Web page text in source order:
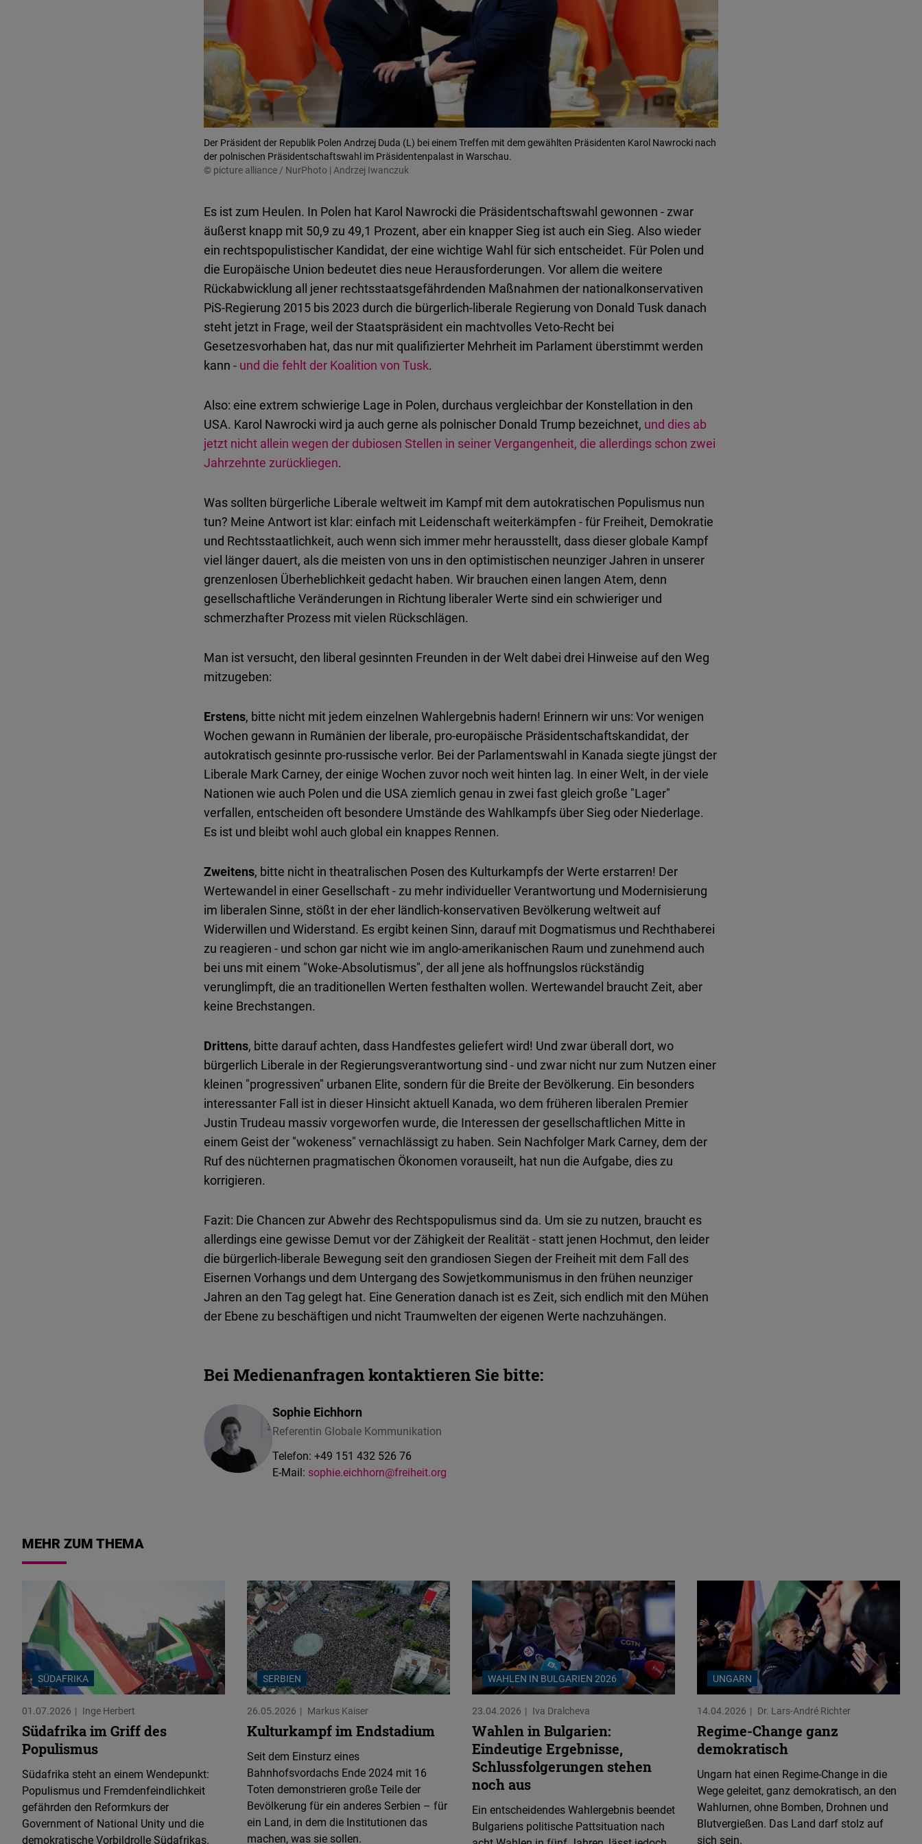
Der Präsident der Republik Polen Andrzej Duda (L) bei einem Treffen mit dem gewählten Präsidenten Karol Nawrocki nach
der polnischen Präsidentschaftswahl im Präsidentenpalast in Warschau.
© picture alliance / NurPhoto | Andrzej Iwanczuk
Es ist zum Heulen. In Polen hat Karol Nawrocki die Präsidentschaftswahl gewonnen - zwar
äußerst knapp mit 50,9 zu 49,1 Prozent, aber ein knapper Sieg ist auch ein Sieg. Also wieder
ein rechtspopulistischer Kandidat, der eine wichtige Wahl für sich entscheidet. Für Polen und
die Europäische Union bedeutet dies neue Herausforderungen. Vor allem die weitere
Rückabwicklung all jener rechtsstaatsgefährdenden Maßnahmen der nationalkonservativen
PiS-Regierung 2015 bis 2023 durch die bürgerlich-liberale Regierung von Donald Tusk danach
steht jetzt in Frage, weil der Staatspräsident ein machtvolles Veto-Recht bei
Gesetzesvorhaben hat, das nur mit qualifizierter Mehrheit im Parlament überstimmt werden
kann - und die fehlt der Koalition von Tusk.
Also: eine extrem schwierige Lage in Polen, durchaus vergleichbar der Konstellation in den
USA. Karol Nawrocki wird ja auch gerne als polnischer Donald Trump bezeichnet, und dies ab
jetzt nicht allein wegen der dubiosen Stellen in seiner Vergangenheit, die allerdings schon zwei
Jahrzehnte zurückliegen.
Was sollten bürgerliche Liberale weltweit im Kampf mit dem autokratischen Populismus nun
tun? Meine Antwort ist klar: einfach mit Leidenschaft weiterkämpfen - für Freiheit, Demokratie
und Rechtsstaatlichkeit, auch wenn sich immer mehr herausstellt, dass dieser globale Kampf
viel länger dauert, als die meisten von uns in den optimistischen neunziger Jahren in unserer
grenzenlosen Überheblichkeit gedacht haben. Wir brauchen einen langen Atem, denn
gesellschaftliche Veränderungen in Richtung liberaler Werte sind ein schwieriger und
schmerzhafter Prozess mit vielen Rückschlägen.
Man ist versucht, den liberal gesinnten Freunden in der Welt dabei drei Hinweise auf den Weg
mitzugeben:
Erstens, bitte nicht mit jedem einzelnen Wahlergebnis hadern! Erinnern wir uns: Vor wenigen
Wochen gewann in Rumänien der liberale, pro-europäische Präsidentschaftskandidat, der
autokratisch gesinnte pro-russische verlor. Bei der Parlamentswahl in Kanada siegte jüngst der
Liberale Mark Carney, der einige Wochen zuvor noch weit hinten lag. In einer Welt, in der viele
Nationen wie auch Polen und die USA ziemlich genau in zwei fast gleich große "Lager"
verfallen, entscheiden oft besondere Umstände des Wahlkampfs über Sieg oder Niederlage.
Es ist und bleibt wohl auch global ein knappes Rennen.
Zweitens, bitte nicht in theatralischen Posen des Kulturkampfs der Werte erstarren! Der
Wertewandel in einer Gesellschaft - zu mehr individueller Verantwortung und Modernisierung
im liberalen Sinne, stößt in der eher ländlich-konservativen Bevölkerung weltweit auf
Widerwillen und Widerstand. Es ergibt keinen Sinn, darauf mit Dogmatismus und Rechthaberei
zu reagieren - und schon gar nicht wie im anglo-amerikanischen Raum und zunehmend auch
bei uns mit einem "Woke-Absolutismus", der all jene als hoffnungslos rückständig
verunglimpft, die an traditionellen Werten festhalten wollen. Wertewandel braucht Zeit, aber
keine Brechstangen.
Drittens, bitte darauf achten, dass Handfestes geliefert wird! Und zwar überall dort, wo
bürgerlich Liberale in der Regierungsverantwortung sind - und zwar nicht nur zum Nutzen einer
kleinen "progressiven" urbanen Elite, sondern für die Breite der Bevölkerung. Ein besonders
interessanter Fall ist in dieser Hinsicht aktuell Kanada, wo dem früheren liberalen Premier
Justin Trudeau massiv vorgeworfen wurde, die Interessen der gesellschaftlichen Mitte in
einem Geist der "wokeness" vernachlässigt zu haben. Sein Nachfolger Mark Carney, dem der
Ruf des nüchternen pragmatischen Ökonomen vorauseilt, hat nun die Aufgabe, dies zu
korrigieren.
Fazit: Die Chancen zur Abwehr des Rechtspopulismus sind da. Um sie zu nutzen, braucht es
allerdings eine gewisse Demut vor der Zähigkeit der Realität - statt jenen Hochmut, den leider
die bürgerlich-liberale Bewegung seit den grandiosen Siegen der Freiheit mit dem Fall des
Eisernen Vorhangs und dem Untergang des Sowjetkommunismus in den frühen neunziger
Jahren an den Tag gelegt hat. Eine Generation danach ist es Zeit, sich endlich mit den Mühen
der Ebene zu beschäftigen und nicht Traumwelten der eigenen Werte nachzuhängen.
Bei Medienanfragen kontaktieren Sie bitte:
Sophie Eichhorn
Referentin Globale Kommunikation
Telefon: +49 151 432 526 76
E-Mail: sophie.eichhorn@freiheit.org
MEHR ZUM THEMA
SÜDAFRIKA
01.07.2026 Inge Herbert
Südafrika im Griff des
Populismus
Südafrika steht an einem Wendepunkt:
Populismus und Fremdenfeindlichkeit
gefährden den Reformkurs der
Government of National Unity und die
demokratische Vorbildrolle Südafrikas.
SERBIEN
26.05.2026 Markus Kaiser
Kulturkampf im Endstadium
Seit dem Einsturz eines
Bahnhofsvordachs Ende 2024 mit 16
Toten demonstrieren große Teile der
Bevölkerung für ein anderes Serbien – für
ein Land, in dem die Institutionen das
machen, was sie sollen.
WAHLEN IN BULGARIEN 2026
23.04.2026 Iva Dralcheva
Wahlen in Bulgarien:
Eindeutige Ergebnisse,
Schlussfolgerungen stehen
noch aus
Ein entscheidendes Wahlergebnis beendet
Bulgariens politische Pattsituation nach
UNGARN
14.04.2026 Dr. Lars-André Richter
Regime-Change ganz
demokratisch
Ungarn hat einen Regime-Change in die
Wege geleitet, ganz demokratisch, an den
Wahlurnen, ohne Bomben, Drohnen und
Blutvergießen. Das Land darf stolz auf
sich sein.
Flickr
Newsletter2go
Podigee
Embed
Typeform
Embed